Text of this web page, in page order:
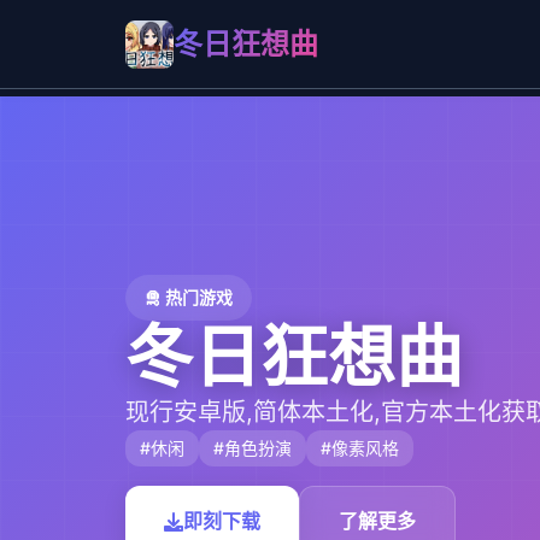
冬日狂想曲
🛅 热门游戏
冬日狂想曲
现行安卓版,简体本土化,官方本土化获
#休闲 #角色扮演 #像素风格
即刻下载 了解更多